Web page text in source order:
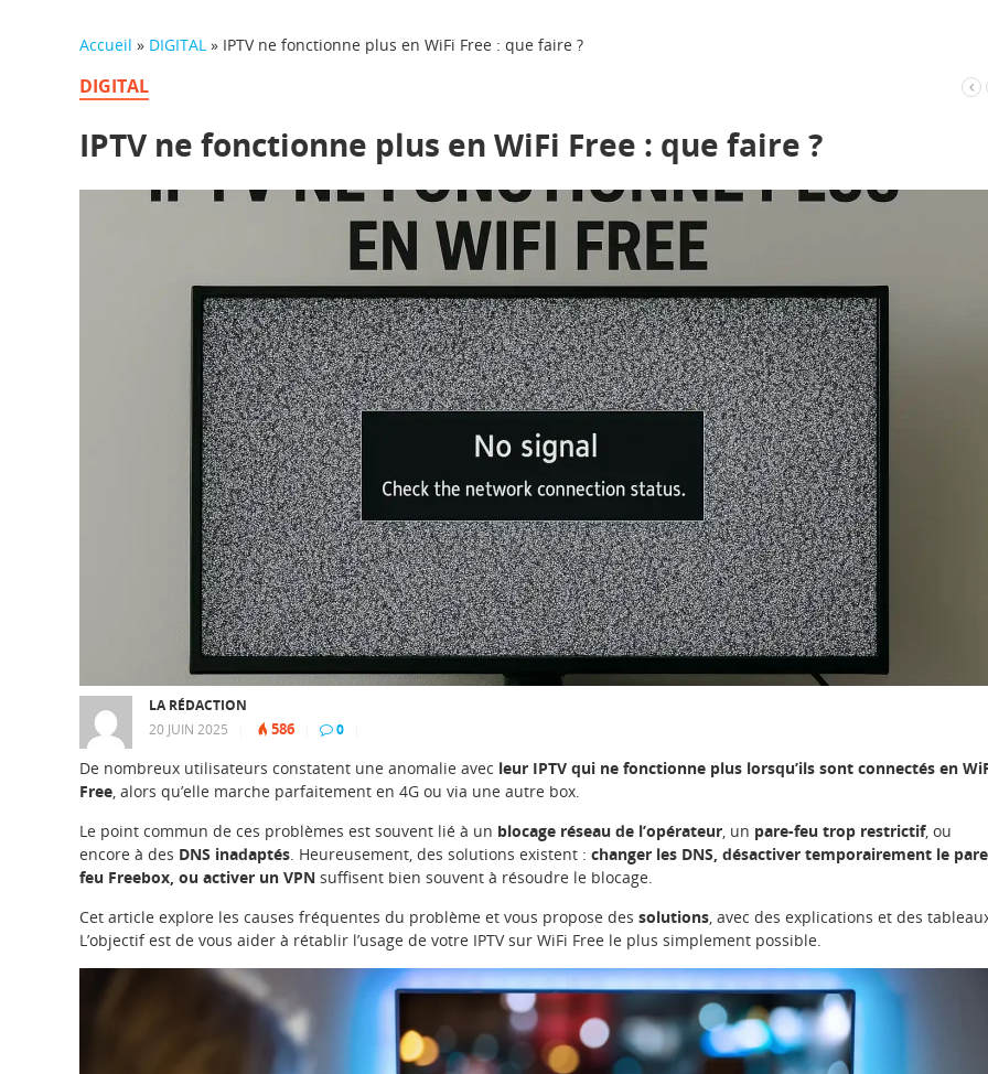
Accueil » DIGITAL » IPTV ne fonctionne plus en WiFi Free : que faire ?
DIGITAL
IPTV ne fonctionne plus en WiFi Free : que faire ?
LA RÉDACTION
20 JUIN 2025
586 0
De nombreux utilisateurs constatent une anomalie avec leur IPTV qui ne fonctionne plus lorsqu’ils sont connectés en
Free, alors qu’elle marche parfaitement en 4G ou via une autre box.
Le point commun de ces problèmes est souvent lié à un blocage réseau de l’opérateur, un pare-feu trop restrictif, ou
encore à des DNS inadaptés. Heureusement, des solutions existent : changer les DNS, désactiver temporairement le
feu Freebox, ou activer un VPN suffisent bien souvent à résoudre le blocage.
Cet article explore les causes fréquentes du problème et vous propose des solutions, avec des explications et des
L’objectif est de vous aider à rétablir l’usage de votre IPTV sur WiFi Free le plus simplement possible.